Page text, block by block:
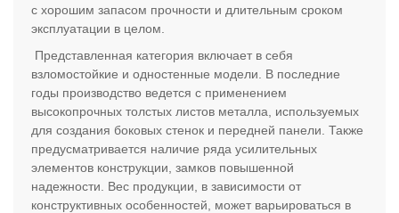
с хорошим запасом прочности и длительным сроком
эксплуатации в целом.
Представленная категория включает в себя
взломостойкие и одностенные модели. В последние
годы производство ведется с применением
высокопрочных толстых листов металла, используемых
для создания боковых стенок и передней панели. Также
предусматривается наличие ряда усилительных
элементов конструкции, замков повышенной
надежности. Вес продукции, в зависимости от
конструктивных особенностей, может варьироваться в